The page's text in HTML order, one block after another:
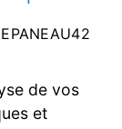
de vos
et